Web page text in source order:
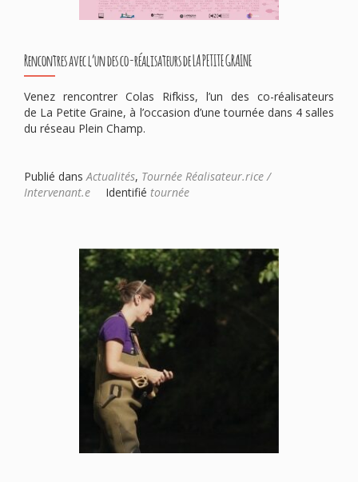
Rencontres avec l’un des co-réalisateurs de LA PETITE GRAINE
Venez rencontrer Colas Rifkiss, l’un des co-réalisateurs
de La Petite Graine, à l’occasion d’une tournée dans 4 salles
du réseau Plein Champ.
Publié dansActualités, Tournée Réalisateur.rice /
Intervenant.e
Identifié tournée